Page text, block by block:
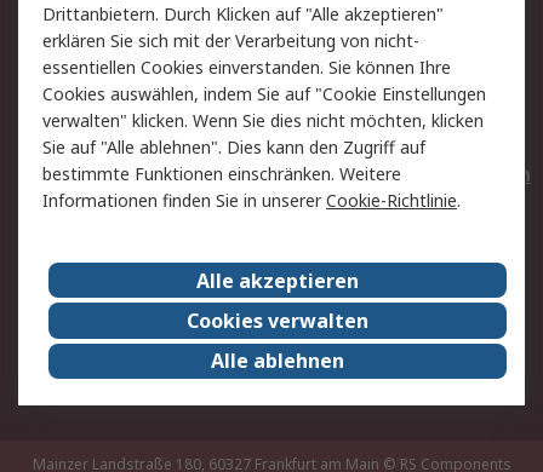
Rechtliches
AGB
Datenschutz
Cookie-Richtlinie
Zahlungsbedingungen
Copyright/Impressum
Entsorgung
Elektrogeräte/Batterien
RS weltweit
Karriere bei RS
Nachhaltigkeit
Qualität/Umwelt/ZertifikatePresse-Center
Event-Center
Mainzer Landstraße 180, 60327 Frankfurt am Main © RS Components
Drittanbietern. Durch Klicken auf "Alle akzeptieren"
erklären Sie sich mit der Verarbeitung von nicht-
essentiellen Cookies einverstanden. Sie können Ihre
Cookies auswählen, indem Sie auf "Cookie Einstellungen
verwalten" klicken. Wenn Sie dies nicht möchten, klicken
Sie auf "Alle ablehnen". Dies kann den Zugriff auf
bestimmte Funktionen einschränken. Weitere
Informationen finden Sie in unsererCookie-Richtlinie.
Alle akzeptieren
Cookies verwalten
Alle ablehnen